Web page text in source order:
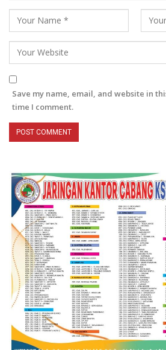
Save my name, email, and website in
time I comment.